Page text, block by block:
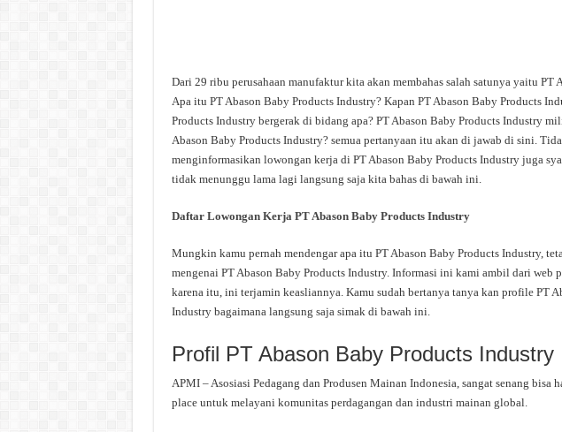
Dari 29 ribu perusahaan manufaktur kita akan membahas salah satunya yaitu PT
Apa itu PT Abason Baby Products Industry? Kapan PT Abason Baby Products
Products Industry bergerak di bidang apa? PT Abason Baby Products Industry
Abason Baby Products Industry? semua pertanyaan itu akan di jawab di sini.
menginformasikan lowongan kerja di PT Abason Baby Products Industry juga
tidak menunggu lama lagi langsung saja kita bahas di bawah ini.
Daftar Lowongan Kerja PT Abason Baby Products Industry
Mungkin kamu pernah mendengar apa itu PT Abason Baby Products Industry,
mengenai PT Abason Baby Products Industry. Informasi ini kami ambil dari web
karena itu, ini terjamin keasliannya. Kamu sudah bertanya tanya kan profile PT
Industry bagaimana langsung saja simak di bawah ini.
Profil PT Abason Baby Products Industry
APMI – Asosiasi Pedagang dan Produsen Mainan Indonesia, sangat senang bisa
place untuk melayani komunitas perdagangan dan industri mainan global.